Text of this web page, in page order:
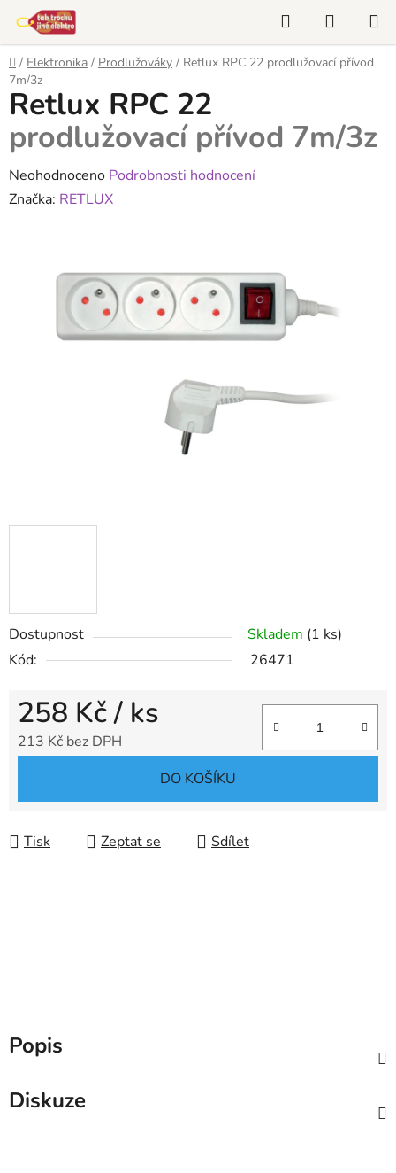
obsah
Hledat
KOŠÍK
Domů
/ Elektronika / Prodlužováky / Retlux RPC 22 prodlužovací přívod
7m/3z
Dostupnost Skladem (1 ks)
Kód:
26471
258 Kč/ ks
213 Kč bez DPH
DO KOŠÍKU
Tisk Zeptat se Sdílet
Retlux RPC 22
prodlužovací přívod 7m/3z
Průměrné
hodnocení
hvězdiček.
Neohodnoceno Podrobnosti hodnocení
Značka: RETLUX
Popis
Diskuze